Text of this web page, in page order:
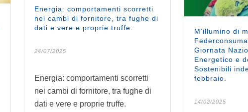
Energia: comportamenti scorretti
nei cambi di fornitore, tra fughe di
dati e vere e proprie truffe.
24/07/2025
Energia: comportamenti scorretti
nei cambi di fornitore, tra fughe di
dati e vere e proprie truffe.
M’illumino di
Giornata
Energetico e
Sostenibili
febbraio.
14/02/2025